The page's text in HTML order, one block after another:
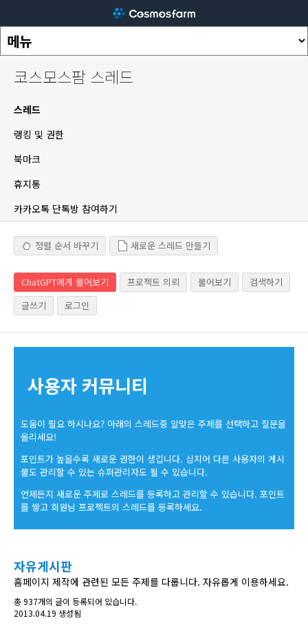
코스모스팜 스레드
스레드
랭킹 및 권한
북마크
휴지통
카카오톡 단톡방 참여하기
정렬 순서 바꾸기 새로운 스레드 만들기
ChatGPT에게 물어보기 프로젝트 의뢰 물어보기
검색하기
글쓰기
로그인
사용자 커뮤니티
도움이 필요 하시나요? 아래의 스레드중 알맞은 주제를 선택하고 질문을
올리세요!
포인트가 높을수록 새로운 권한이 생깁니다. 심지어 다른 사용자의 게시
물도 관리할 수 있는 슈퍼관리자도 될 수 있습니다.
언제든지 새로운 주제로 스레드를 등록하고 관리할 수 있습니다. 포인트
를 쌓고 회원님 프로젝트의 스레드를 등록하세요.
자유게시판
홈페이지 제작에 관련된 모든 주제를 다룹니다. 자유롭게 이용하세요.
총 937개의 글이 등록되어 있습니다.
2013.04.19 생성됨